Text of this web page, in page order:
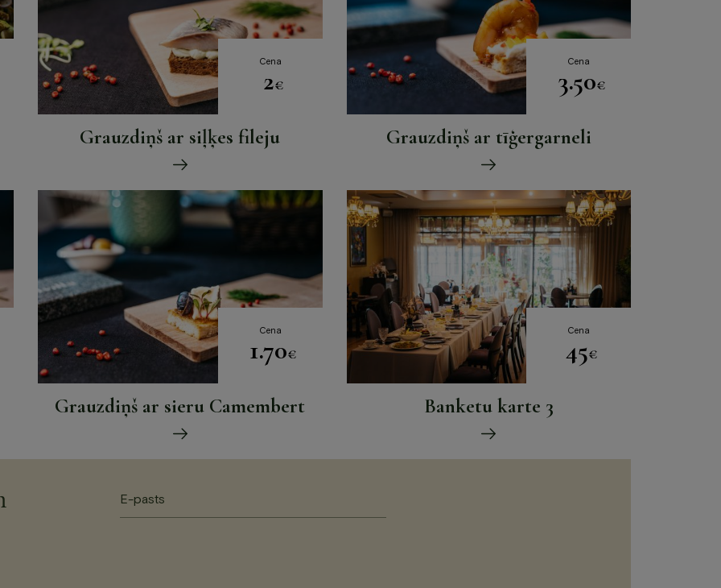
Cena
2€
Grauzdiņš ar siļķes fileju
Cena
3.50€
Grauzdiņš ar tīģergarneli
Cena
1.70€
Grauzdiņš ar sieru Camembert
Cena
45€
Banketu karte 3